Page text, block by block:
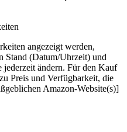
angezeigt werden,
Stand (Datum/Uhrzeit) und
ändern. Für den Kauf
Preis und Verfügbarkeit, die
Amazon-Website(s)]